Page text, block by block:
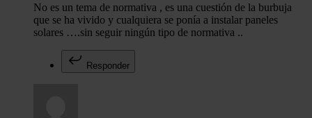
No es un tema de normativa , es una cuestión de la burbuja
que se ha vivido y cualquiera se ponía a instalar paneles
solares ….sin seguir ningún tipo de normativa ..
Responder